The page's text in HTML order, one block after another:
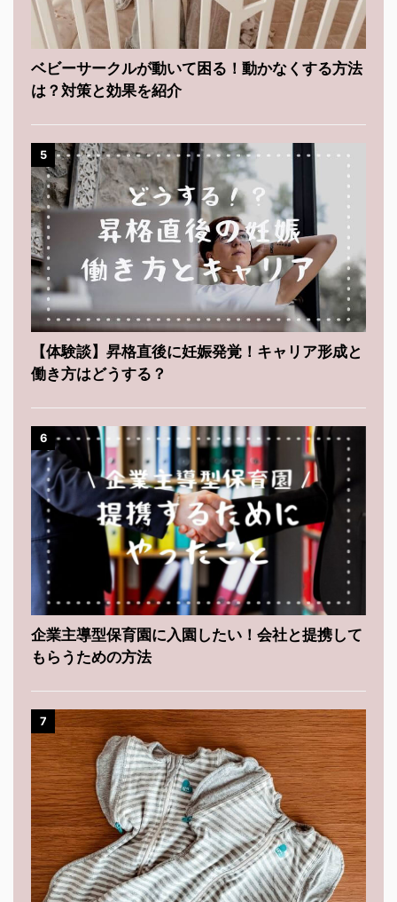
ベビーサークルが動いて困る！動かなくする方法
は？対策と効果を紹介
5
【体験談】昇格直後に妊娠発覚！キャリア形成と
働き方はどうする？
6
企業主導型保育園に入園したい！会社と提携して
もらうための方法
7